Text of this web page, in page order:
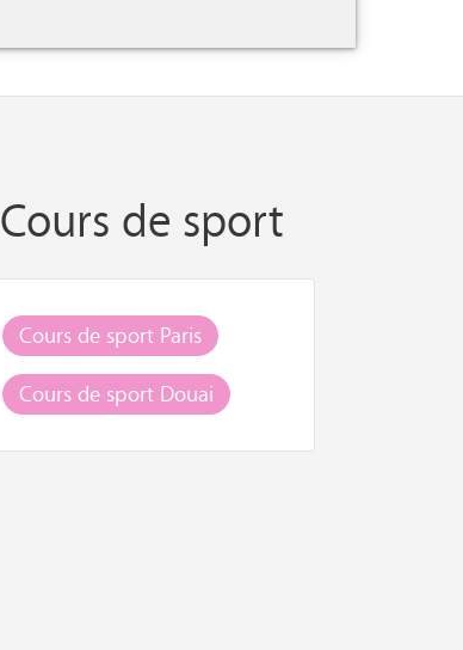
Cours de sport
Cours de sport Paris
Cours de sport Douai